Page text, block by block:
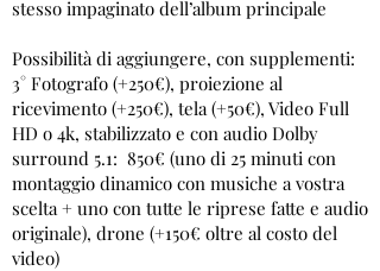
stesso impaginato dell’album principale
Possibilità di aggiungere, con supplementi:
3° Fotografo (+250€), proiezione al
ricevimento (+250€), tela (+50€), Video Full
HD o 4k, stabilizzato e con audio Dolby
surround 5.1: 850€ (uno di 25 minuti con
montaggio dinamico con musiche a vostra
scelta + uno con tutte le riprese fatte e audio
originale), drone (+150€ oltre al costo del
video)